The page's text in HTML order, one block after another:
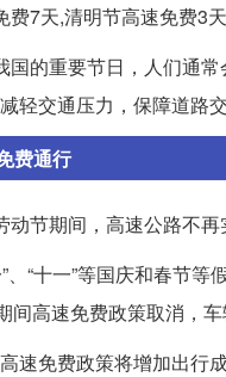
费7天,清明节高速免费3
国的重要节日，人们通
轻交通压力，保障道路
费通行
节期间，高速公路不
、“十一”等国庆和春节
高速免费政策取消，车
速免费政策将增加出行